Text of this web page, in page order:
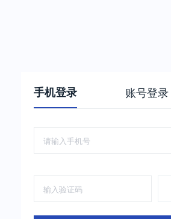
手机登录 账号登录